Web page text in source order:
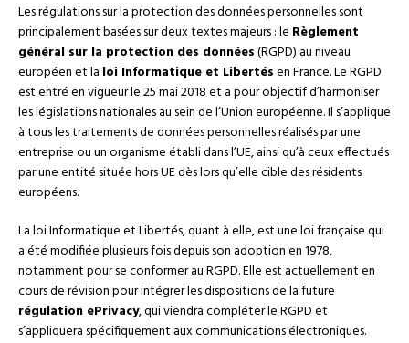
Les régulations sur la protection des données personnelles sont
principalement basées sur deux textes majeurs : le Règlement
général sur la protection des données(RGPD) au niveau
européen et la loi Informatique et Libertésen France. Le RGPD
est entré en vigueur le 25 mai 2018 et a pour objectif d’harmoniser
les législations nationales au sein de l’Union européenne. Il s’applique
à tous les traitements de données personnelles réalisés par une
entreprise ou un organisme établi dans l’UE, ainsi qu’à ceux effectués
par une entité située hors UE dès lors qu’elle cible des résidents
européens.
La loi Informatique et Libertés, quant à elle, est une loi française qui
a été modifiée plusieurs fois depuis son adoption en 1978,
notamment pour se conformer au RGPD. Elle est actuellement en
cours de révision pour intégrer les dispositions de la future
régulation ePrivacy, qui viendra compléter le RGPD et
s’appliquera spécifiquement aux communications électroniques.